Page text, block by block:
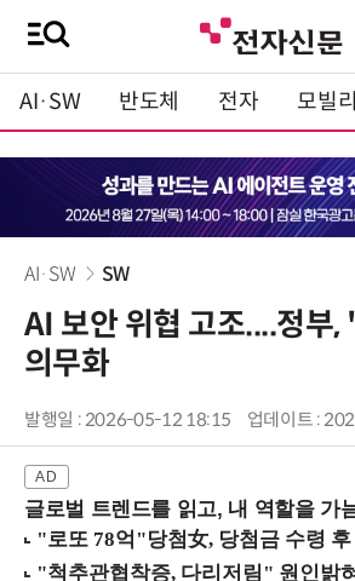
AI·SW 반도체 전자 모빌
AI·SW SW
AI 보안 위협 고조....정부,
의무화
발행일 : 2026-05-12 18:15 업데이트 :
글로벌 트렌드를 읽고, 내 역할을 가늠하는 소수정예 실습